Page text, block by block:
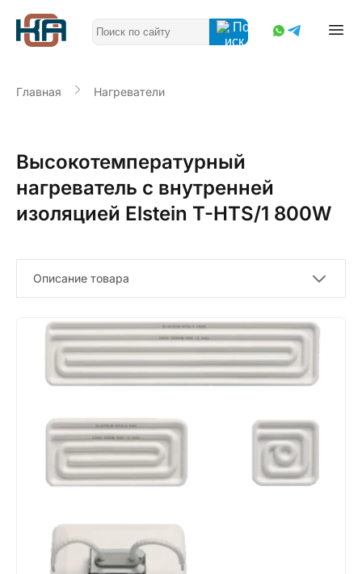
Главная Нагреватели
Высокотемпературный
нагреватель с внутренней
изоляцией Elstein T-HTS/1 800W
Описание товара